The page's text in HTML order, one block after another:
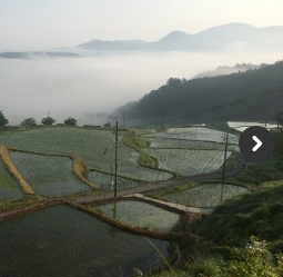
観
光
サ
イ
ト
-
N
e
xt